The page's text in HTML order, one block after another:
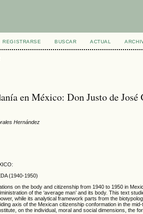
REGISTRARSE BUSCAR ACTUAL
en México: Don Justo de José
Hernández
(1940-1950)
on the body and citizenship from 1940 to 1950 in
of the ‘average man’ and its body. This text
while its analytical framework parts from the
axis of the Mexican citizenship conformation in the
on the individual, moral and social dimensions, the